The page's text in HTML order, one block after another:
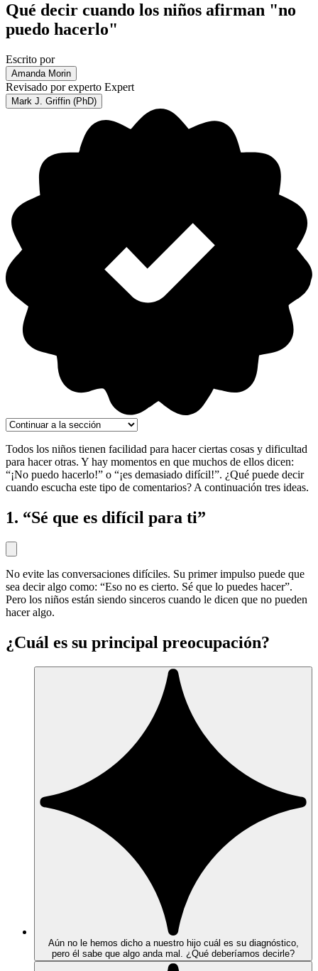
Qué decir cuando los niños afirman "no
puedo hacerlo"
Escrito por
Amanda Morin
Revisado por experto Expert
Mark J. Griffin (PhD)
Todos los niños tienen facilidad para hacer ciertas cosas y dificultad
para hacer otras. Y hay momentos en que muchos de ellos dicen:
“¡No puedo hacerlo!” o “¡es demasiado difícil!”. ¿Qué puede decir
cuando escucha este tipo de comentarios? A continuación tres ideas.
1. “Sé que es difícil para ti”
No evite las conversaciones difíciles. Su primer impulso puede que
sea decir algo como: “Eso no es cierto. Sé que lo puedes hacer”.
Pero los niños están siendo sinceros cuando le dicen que no pueden
hacer algo.
¿Cuál es su principal preocupación?
Aún no le hemos dicho a nuestro hijo cuál es su diagnóstico,
pero él sabe que algo anda mal. ¿Qué deberíamos decirle?